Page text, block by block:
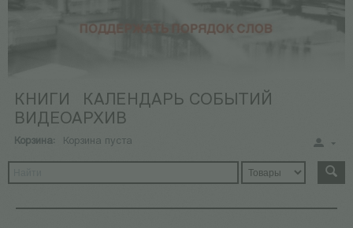
КНИГИ
КАЛЕНДАРЬ СОБЫТИЙ
ВИДЕОАРХИВ
Корзина: Корзина пуста